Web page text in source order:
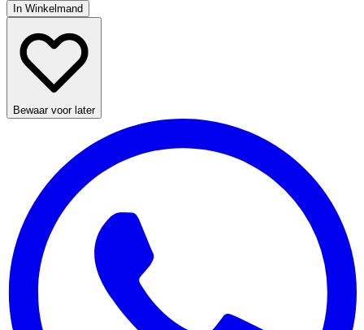
In Winkelmand
Bewaar voor later